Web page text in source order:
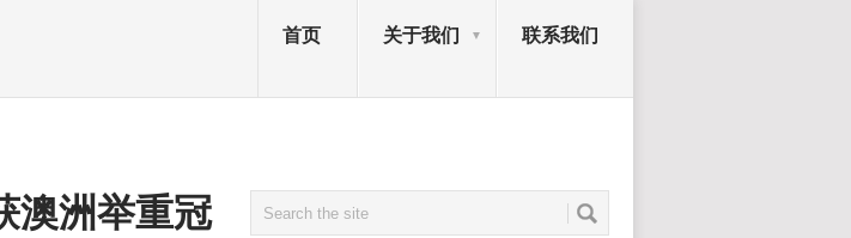
首页 关于我们 联系我们
澳洲举重冠